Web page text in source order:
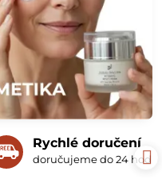
Rychlé doručení
doručujeme do 24 hodin